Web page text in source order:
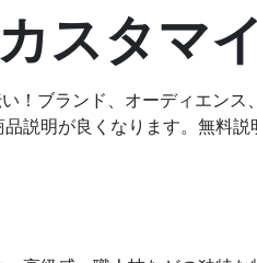
スタマイ
！ブランド、オーディエン
説明が良くなります。無料